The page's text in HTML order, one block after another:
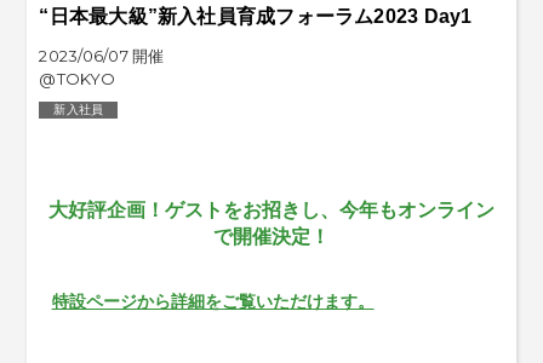
“日本最大級”新入社員育成フォーラム2023 Day1
2023/06/07 開催
@TOKYO
新入社員
大好評企画！ゲストをお招きし、今年もオンライン
で開催決定！
特設ページから詳細をご覧いただけます。